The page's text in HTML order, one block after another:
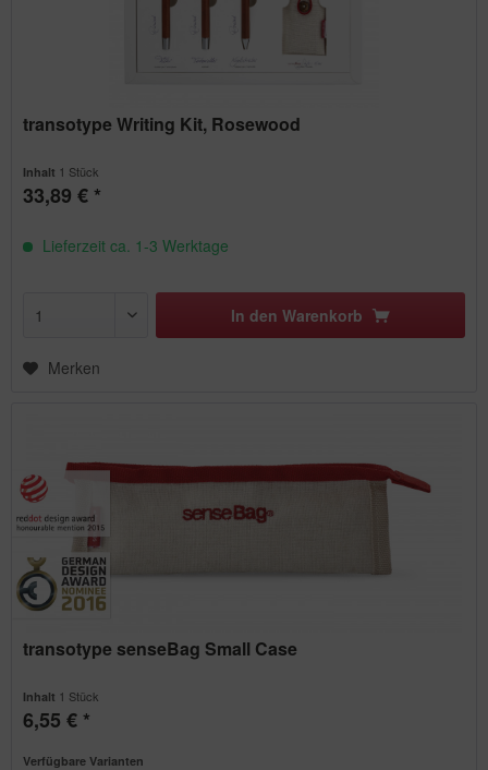
transotype Writing Kit, Rosewood
Inhalt 1 Stück
33,89 € *
Lieferzeit ca. 1-3 Werktage
In den Warenkorb
Merken
transotype senseBag Small Case
Inhalt 1 Stück
6,55 € *
Verfügbare Varianten